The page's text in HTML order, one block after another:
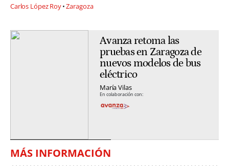
Carlos López Roy Zaragoza
Avanza retoma las
pruebas en Zaragoza de
nuevos modelos de bus
eléctrico
María Vilas
En colaboración con:
MÁS INFORMACIÓN